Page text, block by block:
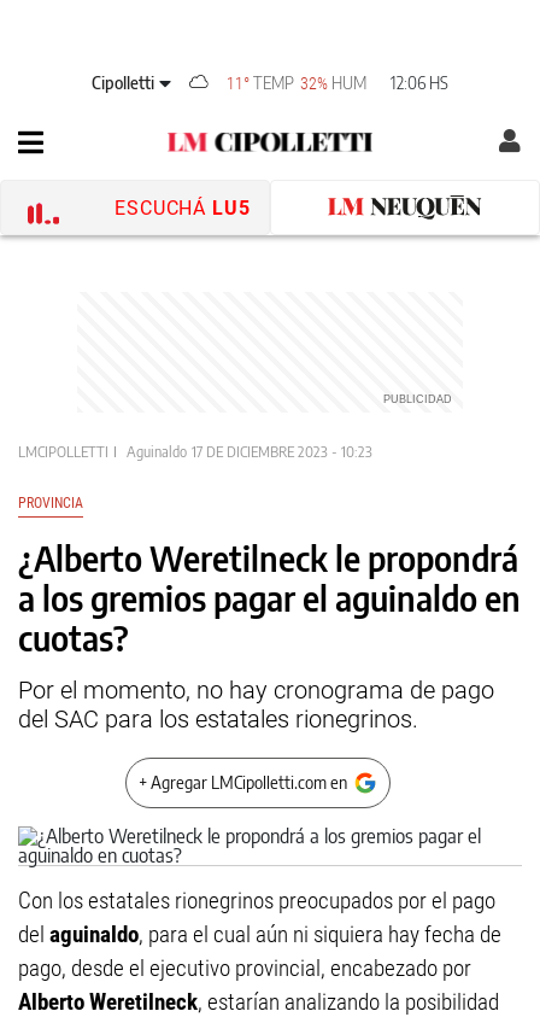
Cipolletti 11°TEMP 32% HUM 12:06 HS
ESCUCHÁ LU5
LMCIPOLLETTI Aguinaldo 17 DE DICIEMBRE 2023 - 10:23
PROVINCIA
¿Alberto Weretilneck le propondrá
a los gremios pagar el aguinaldo en
cuotas?
Por el momento, no hay cronograma de pago
del SAC para los estatales rionegrinos.
+ Agregar LMCipolletti.com en
Con los estatales rionegrinos preocupados por el pago
del aguinaldo, para el cual aún ni siquiera hay fecha de
pago, desde el ejecutivo provincial, encabezado por
Alberto Weretilneck, estarían analizando la posibilidad